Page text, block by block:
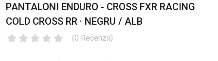
PANTALONI ENDURO - CROSS FXR RACING
COLD CROSS RR · NEGRU / ALB
(0 Recenzii)